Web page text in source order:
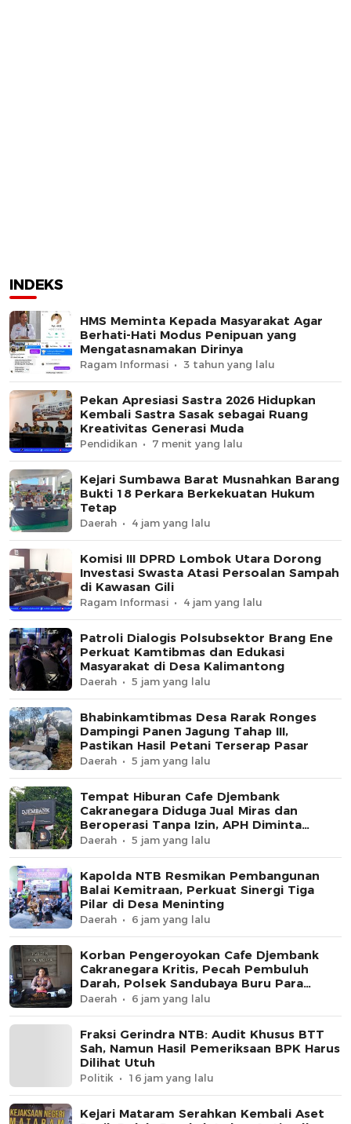
INDEKS
HMS Meminta Kepada Masyarakat Agar
Berhati-Hati Modus Penipuan yang
Mengatasnamakan Dirinya
Ragam Informasi 3 tahun yang lalu
Pekan Apresiasi Sastra 2026 Hidupkan
Kembali Sastra Sasak sebagai Ruang
Kreativitas Generasi Muda
Pendidikan 7 menit yang lalu
Kejari Sumbawa Barat Musnahkan Barang
Bukti 18 Perkara Berkekuatan Hukum
Tetap
Daerah 4 jam yang lalu
Komisi III DPRD Lombok Utara Dorong
Investasi Swasta Atasi Persoalan Sampah
di Kawasan Gili
Ragam Informasi 4 jam yang lalu
Patroli Dialogis Polsubsektor Brang Ene
Perkuat Kamtibmas dan Edukasi
Masyarakat di Desa Kalimantong
Daerah 5 jam yang lalu
Bhabinkamtibmas Desa Rarak Ronges
Dampingi Panen Jagung Tahap III,
Pastikan Hasil Petani Terserap Pasar
Daerah 5 jam yang lalu
Tempat Hiburan Cafe Djembank
Cakranegara Diduga Jual Miras dan
Beroperasi Tanpa Izin, APH Diminta
Segera Bertindak
Daerah 5 jam yang lalu
Kapolda NTB Resmikan Pembangunan
Balai Kemitraan, Perkuat Sinergi Tiga
Pilar di Desa Meninting
Daerah 6 jam yang lalu
Korban Pengeroyokan Cafe Djembank
Cakranegara Kritis, Pecah Pembuluh
Darah, Polsek Sandubaya Buru Para
Pelaku.
Daerah 6 jam yang lalu
Fraksi Gerindra NTB: Audit Khusus BTT
Sah, Namun Hasil Pemeriksaan BPK Harus
Dilihat Utuh
Politik 16 jam yang lalu
Kejari Mataram Serahkan Kembali Aset